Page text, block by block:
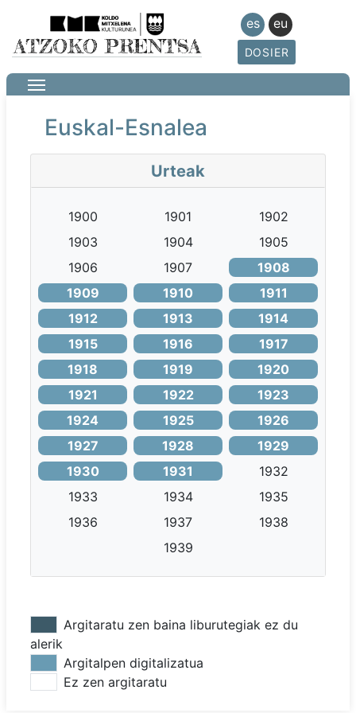
es eu
DOSIER
Euskal-Esnalea
Urteak
1900 1901
1902
1903
1904
1905
1906
1907
1908
1909
1910
1911
1912
1913
1914
1915
1916
1917
1918
1919
1920
1921
1922
1923
1924
1925
1926
1927
1928
1929
1930
1931
1932
1933
1934
1935
1936
1937
1938
1939
Argitaratu zen baina liburutegiak ez du
alerik
Argitalpen digitalizatua
Ez zen argitaratu